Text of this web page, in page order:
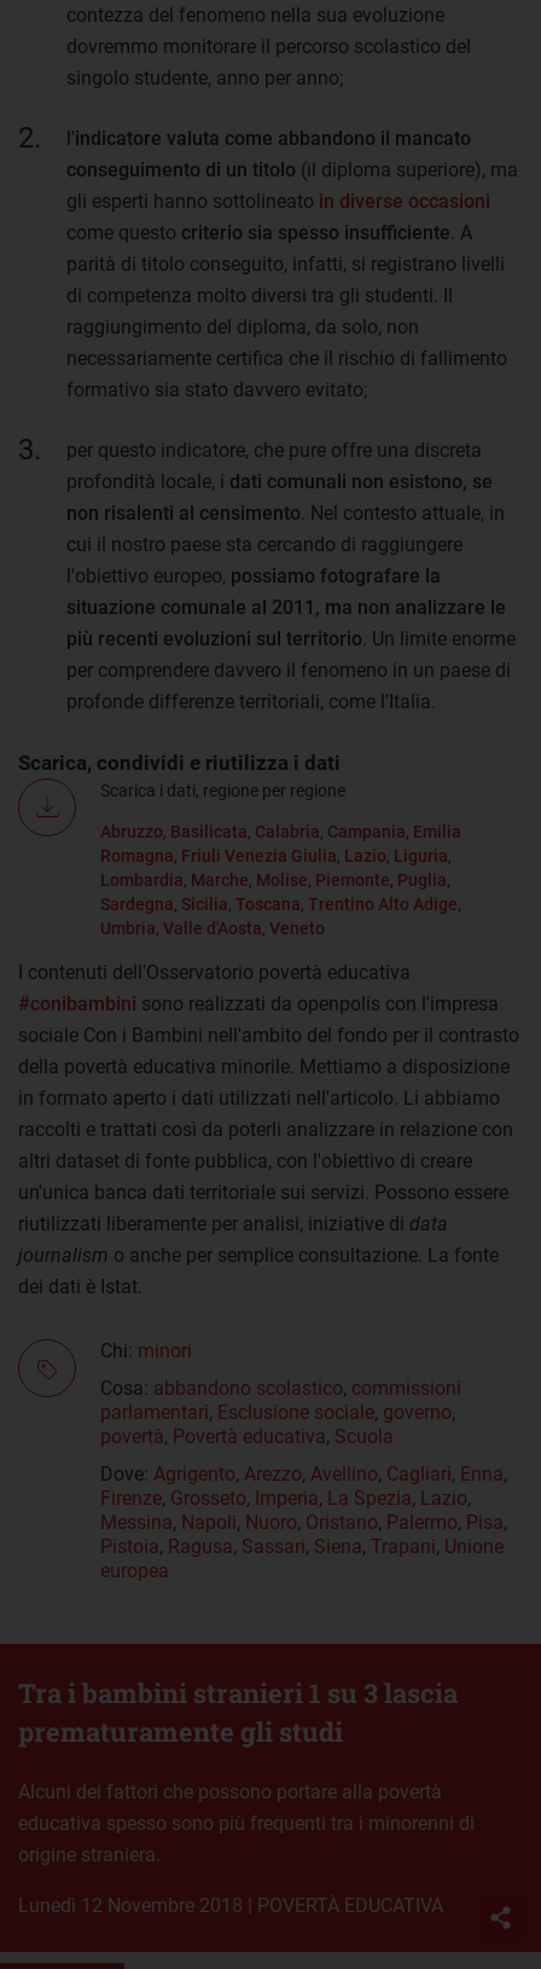
contezza del fenomeno nella sua evoluzione
dovremmo monitorare il percorso scolastico del
singolo studente, anno per anno;
l'indicatore valuta come abbandono il mancato
conseguimento di un titolo (il diploma superiore), ma
gli esperti hanno sottolineato in diverse occasioni
come questo criterio sia spesso insufficiente . A
parità di titolo conseguito, infatti, si registrano livelli
di competenza molto diversi tra gli studenti. Il
raggiungimento del diploma, da solo, non
necessariamente certifica che il rischio di fallimento
formativo sia stato davvero evitato;
per questo indicatore, che pure offre una discreta
profondità locale, i dati comunali non esistono, se
non risalenti al censimento . Nel contesto attuale, in
cui il nostro paese sta cercando di raggiungere
l'obiettivo europeo, possiamo fotografare la
situazione comunale al 2011, ma non analizzare le
più recenti evoluzioni sul territorio . Un limite enorme
per comprendere davvero il fenomeno in un paese di
profonde differenze territoriali, come l'Italia.
Scarica, condividi e riutilizza i dati
Scarica i dati, regione per regione
Abruzzo Basilicata Calabria Campania Emilia
Romagna Friuli Venezia Giulia Lazio Liguria
Lombardia Marche Molise Piemonte Puglia
Sardegna Sicilia Toscana Trentino Alto Adige
Umbria Valle d'Aosta Veneto
I contenuti dell'Osservatorio povertà educativa
#conibambini sono realizzati da openpolis con l'impresa
sociale Con i Bambini nell'ambito del fondo per il contrasto
della povertà educativa minorile. Mettiamo a disposizione
in formato aperto i dati utilizzati nell'articolo. Li abbiamo
raccolti e trattati così da poterli analizzare in relazione con
altri dataset di fonte pubblica, con l'obiettivo di creare
un'unica banca dati territoriale sui servizi. Possono essere
riutilizzati liberamente per analisi, iniziative di data
journalism o anche per semplice consultazione. La fonte
dei dati è Istat.
Chi: minori
Cosa: abbandono scolastico, commissioni
parlamentari, Esclusione sociale, governo,
povertà, Povertà educativa, Scuola
Dove: Agrigento, Arezzo, Avellino, Cagliari, Enna,
Firenze, Grosseto, Imperia, La Spezia, Lazio,
Messina, Napoli, Nuoro, Oristano, Palermo, Pisa,
Pistoia, Ragusa, Sassari, Siena, Trapani, Unione
europea
Tra i bambini stranieri 1 su 3 lascia
prematuramente gli studi
Alcuni dei fattori che possono portare alla povertà
educativa spesso sono più frequenti tra i minorenni di
origine straniera.
lunedì 12 Novembre 2018 | POVERTÀ EDUCATIVA